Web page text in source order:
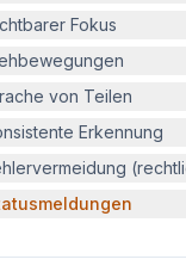
Fokus
von Teilen
Erkennung
Barriere: